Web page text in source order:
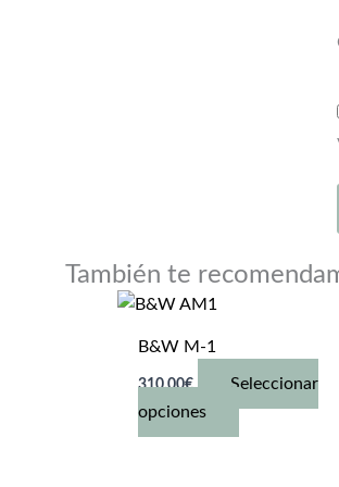
También te
B&W M-1
310,00€
Seleccionar
opciones
Este
producto